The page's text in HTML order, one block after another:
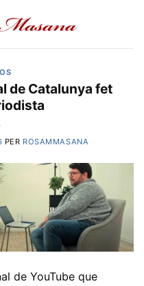
de Catalunya fet
PER ROSAMMASANA
de YouTube que